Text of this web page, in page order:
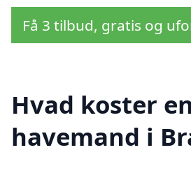
Få 3 tilbud, gratis og
Hvad koster
havemand i